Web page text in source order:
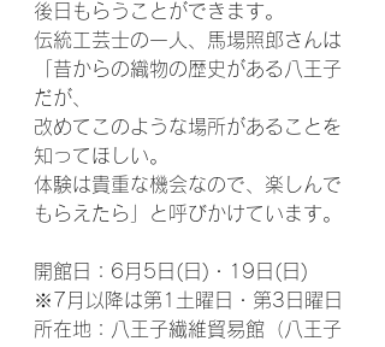
後日もらうことができます。
伝統工芸士の一人、馬場照郎さんは
「昔からの織物の歴史がある八王子
だが、
改めてこのような場所があることを
知ってほしい。
体験は貴重な機会なので、楽しんで
もらえたら」と呼びかけています。
開館日：6月5日(日)・19日(日)
※7月以降は第1土曜日・第3日曜日
所在地：八王子繊維貿易館（八王子